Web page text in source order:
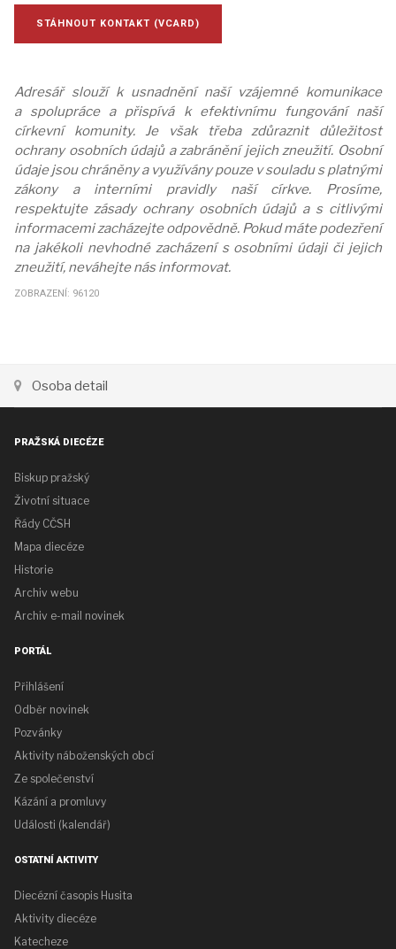
STÁHNOUT KONTAKT (VCARD)
Adresář slouží k usnadnění naší vzájemné komunikace
a spolupráce a přispívá k efektivnímu fungování naší
církevní komunity. Je však třeba zdůraznit důležitost
ochrany osobních údajů a zabránění jejich zneužití. Osobní
údaje jsou chráněny a využívány pouze v souladu s platnými
zákony a interními pravidly naší církve. Prosíme,
respektujte zásady ochrany osobních údajů a s citlivými
informacemi zacházejte odpovědně. Pokud máte podezření
na jakékoli nevhodné zacházení s osobními údaji či jejich
zneužití, neváhejte nás informovat.
ZOBRAZENÍ: 96120
Osoba detail
PRAŽSKÁ DIECÉZE
Biskup pražský
Životní situace
Řády CČSH
Mapa diecéze
Historie
Archiv webu
Archiv e-mail novinek
PORTÁL
Přihlášení
Odběr novinek
Pozvánky
Aktivity náboženských obcí
Ze společenství
Kázání a promluvy
Události (kalendář)
OSTATNÍ AKTIVITY
Diecézní časopis Husita
Aktivity diecéze
Katecheze